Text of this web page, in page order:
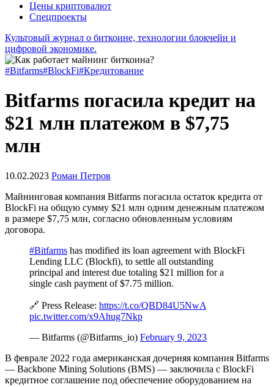
Цены криптовалют
Спецпроекты
Культовый журнал о биткоине, технологии блокчейн и
цифровой экономике.
#Bitfarms#BlockFi#Кредитование
Bitfarms погасила кредит на
$21 млн платежом в $7,75
млн
10.02.2023 Роман Петров
Майнинговая компания Bitfarms погасила остаток кредита от
BlockFi на общую сумму $21 млн одним денежным платежом
в размере $7,75 млн, согласно обновленным условиям
договора.
#Bitfarms has modified its loan agreement with BlockFi
Lending LLC (Blockfi), to settle all outstanding
principal and interest due totaling $21 million for a
single cash payment of $7.75 million.
🔗 Press Release: https://t.co/QBD84U5NwA
pic.twitter.com/x9Ahug7Nkp
— Bitfarms (@Bitfarms_io) February 9, 2023
В феврале 2022 года американская дочерняя компания Bitfarms
— Backbone Mining Solutions (BMS) — заключила с BlockFi
кредитное соглашение под обеспечение оборудованием на